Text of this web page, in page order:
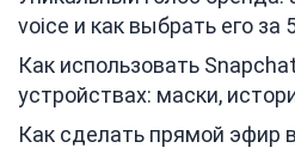
voice и как выбрать его за
Как использовать
устройствах: маски,
Как сделать прямой эфир